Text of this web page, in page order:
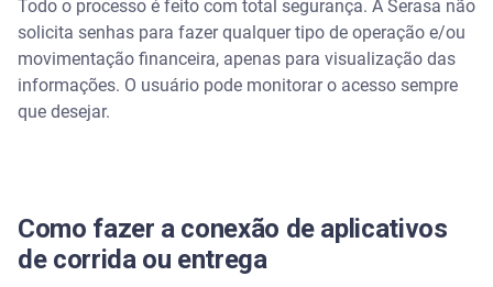
Todo o processo é feito com total segurança. A Serasa não
solicita senhas para fazer qualquer tipo de operação e/ou
movimentação financeira, apenas para visualização das
informações. O usuário pode monitorar o acesso sempre
que desejar.
Como fazer a conexão de aplicativos
de corrida ou entrega